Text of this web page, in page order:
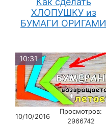
ХЛОПУШКУ из
БУМАГИ ОРИГАМИ
10:31
10/10/2016
Просмотров:
2966742